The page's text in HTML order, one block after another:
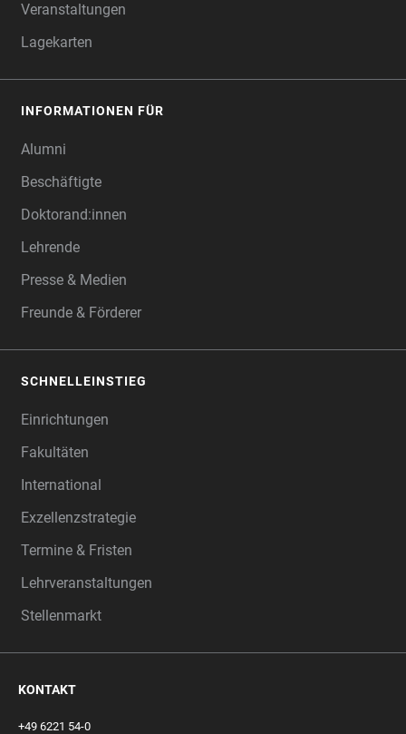
Veranstaltungen
Lagekarten
INFORMATIONEN FÜR
Alumni
Beschäftigte
Doktorand:innen
Lehrende
Presse & Medien
Freunde & Förderer
SCHNELLEINSTIEG
Einrichtungen
Fakultäten
International
Exzellenzstrategie
Termine & Fristen
Lehrveranstaltungen
Stellenmarkt
KONTAKT
+49 6221 54-0